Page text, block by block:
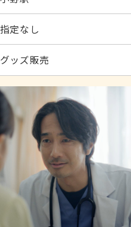
指定なし
グッズ販売